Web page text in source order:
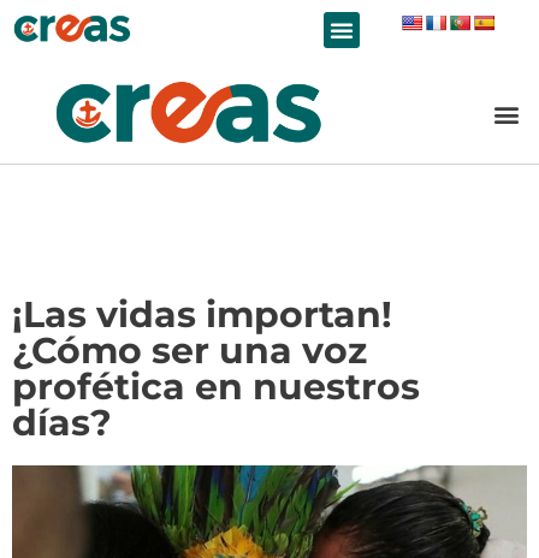
¡Las vidas importan!
¿Cómo ser una voz
profética en nuestros
días?